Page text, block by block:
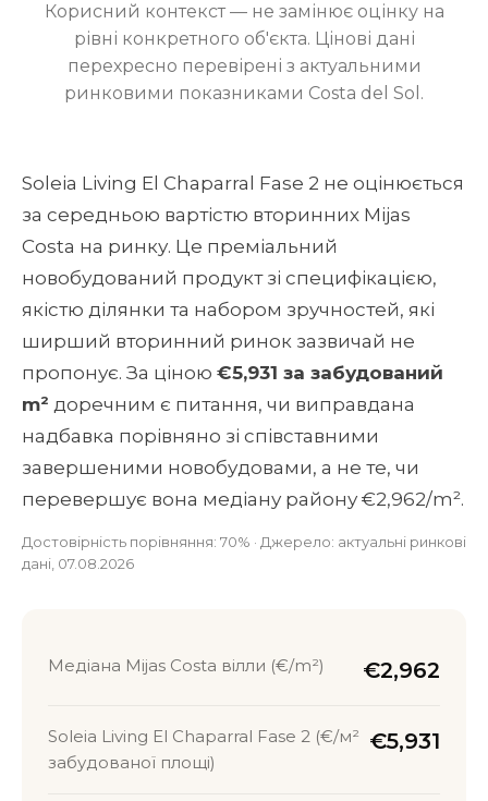
Корисний контекст — не замінює оцінку на
рівні конкретного об'єкта. Цінові дані
перехресно перевірені з актуальними
ринковими показниками Costa del Sol.
Soleia Living El Chaparral Fase 2 не оцінюється
за середньою вартістю вторинних Mijas
Costa на ринку. Це преміальний
новобудований продукт зі специфікацією,
якістю ділянки та набором зручностей, які
ширший вторинний ринок зазвичай не
пропонує. За ціною €5,931 за забудований
m² доречним є питання, чи виправдана
надбавка порівняно зі співставними
завершеними новобудовами, а не те, чи
перевершує вона медіану району €2,962/m².
Достовірність порівняння: 70% · Джерело: актуальні ринкові
дані, 07.08.2026
Медіана Mijas Costa вілли (€/m²) €2,962
Soleia Living El Chaparral Fase 2 (€/м²
забудованої площі)
€5,931